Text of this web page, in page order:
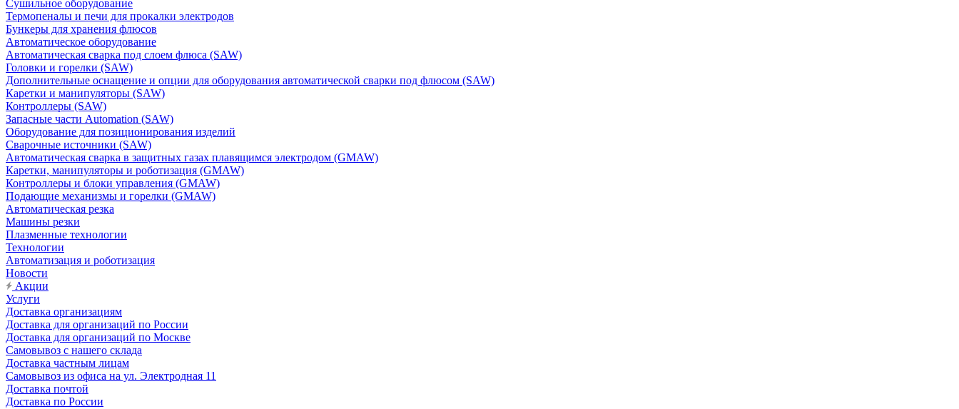
Сушильное оборудование
Термопеналы и печи для прокалки электродов
Бункеры для хранения флюсов
Автоматическое оборудование
Автоматическая сварка под слоем флюса (SAW)
Головки и горелки (SAW)
Дополнительные оснащение и опции для оборудования автоматической сварки под флюсом (SAW)
Каретки и манипуляторы (SAW)
Контроллеры (SAW)
Запасные части Automation (SAW)
Оборудование для позиционирования изделий
Сварочные источники (SAW)
Автоматическая сварка в защитных газах плавящимся электродом (GMAW)
Каретки, манипуляторы и роботизация (GMAW)
Контроллеры и блоки управления (GMAW)
Подающие механизмы и горелки (GMAW)
Автоматическая резка
Машины резки
Плазменные технологии
Технологии
Автоматизация и роботизация
Новости
Акции
Услуги
Доставка организациям
Доставка для организаций по России
Доставка для организаций по Москве
Самовывоз с нашего склада
Доставка частным лицам
Самовывоз из офиса на ул. Электродная 11
Доставка почтой
Доставка по России